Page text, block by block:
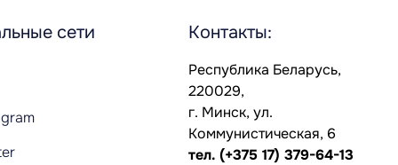
сети Контакты:
Республика Беларусь,
220029,
г. Минск, ул.
Коммунистическая, 6
тел. (+375 17) 379-64-13